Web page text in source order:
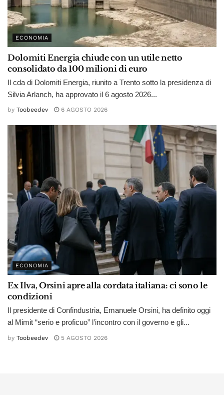
ECONOMIA
Dolomiti Energia chiude con un utile netto
consolidato da 100 milioni di euro
Il cda di Dolomiti Energia, riunito a Trento sotto la presidenza di
Silvia Arlanch, ha approvato il 6 agosto 2026...
by Toobeedev 6 AGOSTO 2026
ECONOMIA
Ex Ilva, Orsini apre alla cordata italiana: ci sono le
condizioni
Il presidente di Confindustria, Emanuele Orsini, ha definito oggi
al Mimit “serio e proficuo” l’incontro con il governo e gli...
by Toobeedev 5 AGOSTO 2026